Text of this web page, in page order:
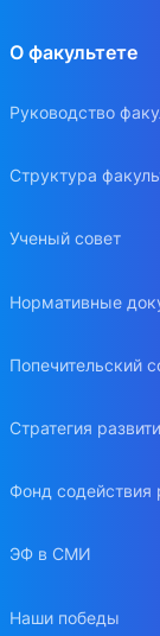
О факультете
Руководство
Структура
Ученый совет
Нормативные
Попечительский
Стратегия
Фонд содействия
ЭФ в СМИ
Наши победы